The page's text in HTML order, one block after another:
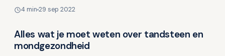
4 min 29 sep 2022
Mondgezondheid in relatie tot algehele gezondheid
Alles wat je moet weten over tandsteen en
mondgezondheid